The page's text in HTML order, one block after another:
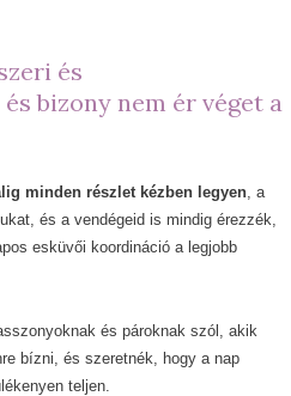
és
bizony nem ér véget a
minden részlet kézben legyen , a
és a vendégeid is mindig érezzék,
esküvői koordináció a legjobb
és pároknak szól, akik
bízni, és szeretnék, hogy a nap
teljen.